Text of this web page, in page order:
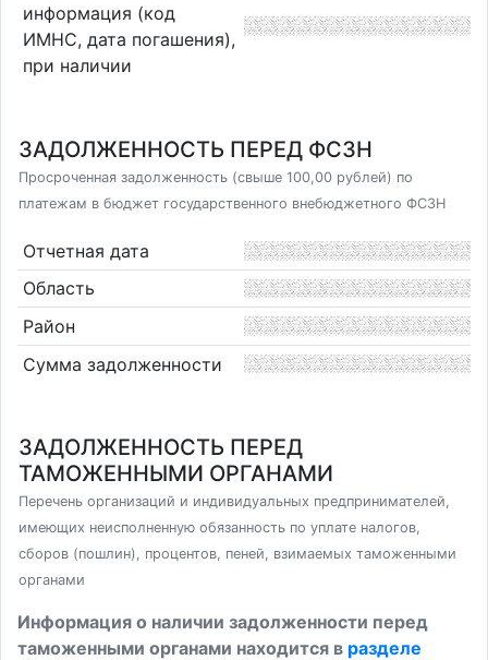
информация (код
ИМНС, дата погашения),
при наличии
ЗАДОЛЖЕННОСТЬ ПЕРЕД ФСЗН
Просроченная задолженность (свыше 100,00 рублей) по
платежам в бюджет государственного внебюджетного ФСЗН
Отчетная дата
Область
Район
Сумма задолженности
ЗАДОЛЖЕННОСТЬ ПЕРЕД
ТАМОЖЕННЫМИ ОРГАНАМИ
Перечень организаций и индивидуальных предпринимателей,
имеющих неисполненную обязанность по уплате налогов,
сборов (пошлин), процентов, пеней, взимаемых таможенными
органами
Информация о наличии задолженности перед
таможенными органами находится в разделе